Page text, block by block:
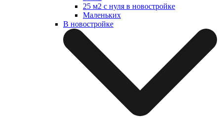
25 м2 с нуля в новостройке
Маленьких
В новостройке